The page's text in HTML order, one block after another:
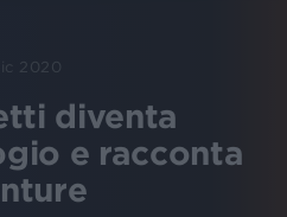
2020
diventa
e racconta